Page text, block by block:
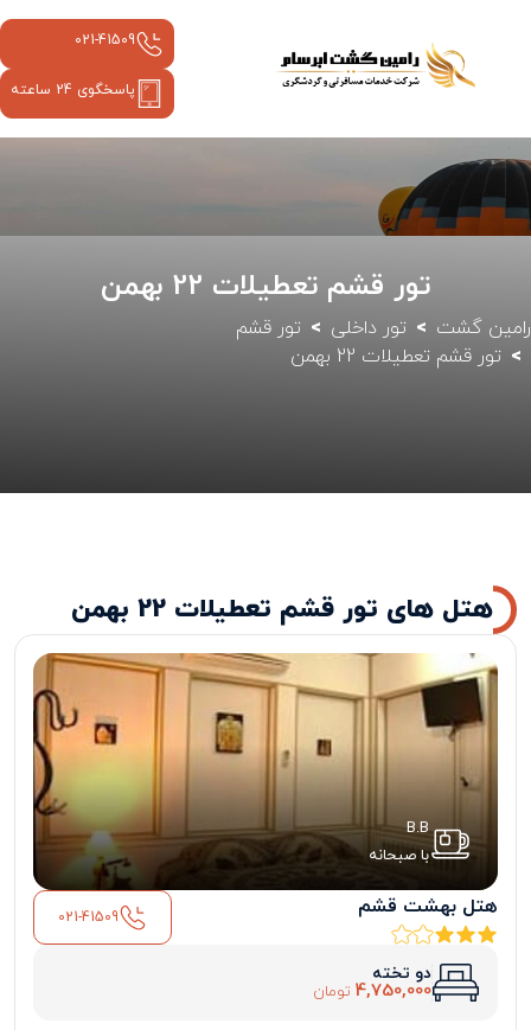
021-41509
پاسخگوی 24 ساعته
تور قشم تعطیلات 22 بهمن
رامین گشت تور داخلی
تور قشم
تور قشم تعطیلات 22 بهمن
هتل های تور قشم تعطیلات 22 بهمن
B.B
با صبحانه
هتل بهشت قشم 021-41509
دو تخته
4,750,000 تومان